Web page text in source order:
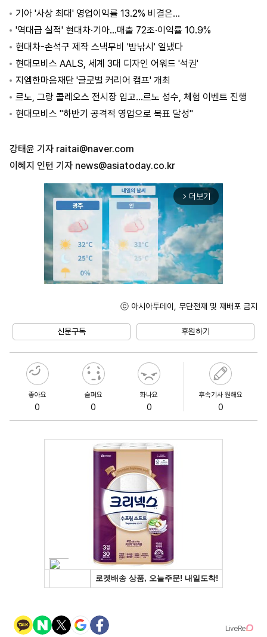
기아 '사상 최대' 영업이익률 13.2% 비결은…
'역대급 실적' 현대차·기아…매출 72조·이익률 10.9%
현대차-손석구 제작 스낵무비 '밤낚시' 일냈다
현대모비스 AALS, 세계 3대 디자인 어워드 '석권'
지엠한마음재단 '글로벌 커리어 캠프' 개최
르노, 그랑 콜레오스 전시장 입고…르노 성수, 체험 이벤트 진행
현대모비스 "하반기 공격적 영업으로 목표 달성"
강태윤 기자 raitai@naver.com
이혜지 인턴 기자 news@asiatoday.co.kr
arrow_forward_ios 더보기
ⓒ 아시아투데이, 무단전재 및 재배포 금지
신문구독 후원하기
좋아요
0
슬퍼요
0
화나요
0
후속기사 원해요
0